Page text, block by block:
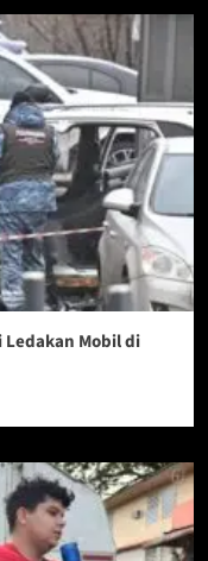
Ledakan Mobil di